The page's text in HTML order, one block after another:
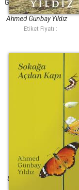
Gurbeti Ben Yaşadım
Ahmed Günbay Yıldız
Etiket Fiyatı :
Sokağa Açılan Kapı